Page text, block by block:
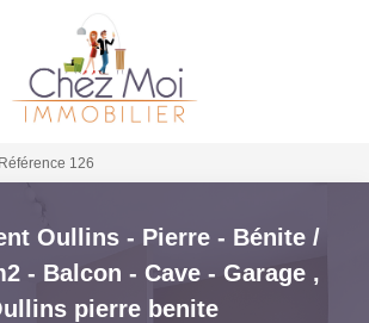
ACHETER
VENDRE
Référence 126
Oullins - Pierre - Bénite /
- Balcon - Cave - Garage ,
pierre benite